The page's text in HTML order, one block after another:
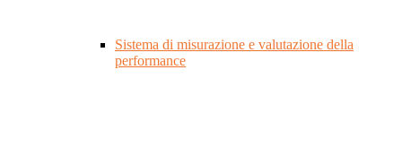
Sistema di misurazione e valutazione della
performance